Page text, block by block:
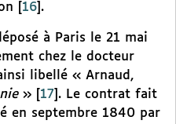
16 .
à Paris le 21 mai
chez le docteur
libellé « Arnaud,
» 17 . Le contrat fait
en septembre 1840 par